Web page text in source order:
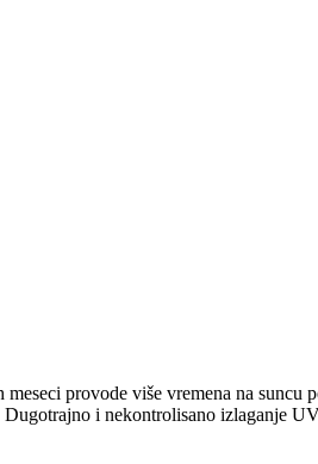
provode više vremena na suncu
i nekontrolisano izlaganje